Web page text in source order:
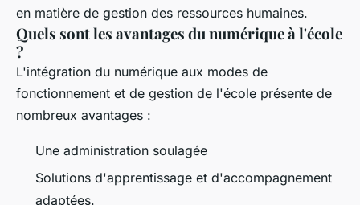
en matière de gestion des ressources humaines.
Quels sont les avantages du numérique à l'école
?
L'intégration du numérique aux modes de
fonctionnement et de gestion de l'école présente de
nombreux avantages :
Une administration soulagée
Solutions d'apprentissage et d'accompagnement
adaptées.